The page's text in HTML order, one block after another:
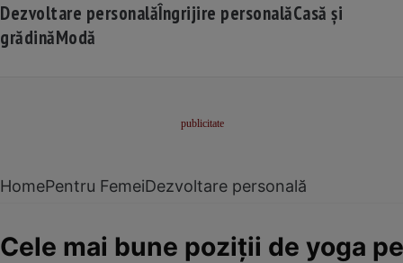
Dezvoltare personalăÎngrijire personalăCasă și
grădinăModă
HomePentru FemeiDezvoltare personală
Cele mai bune poziţii de yoga